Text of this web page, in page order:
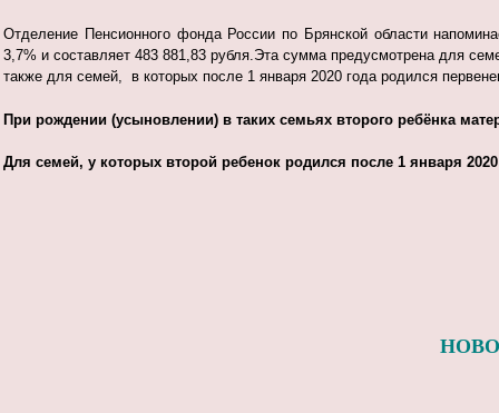
Отделение Пенсионного фонда России по Брянской области
3,7% и составляет 483 881,83 рубля.Эта сумма предусмотрена для
также для семей, в которых после 1 января 2020 года родился
При рождении (усыновлении) в таких семьях второго ребёнка
Для семей, у которых второй ребенок родился после 1 января